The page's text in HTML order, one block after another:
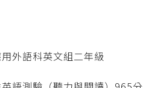
外語科英文組二年級